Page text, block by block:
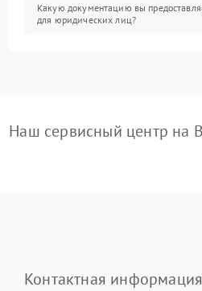
Какую документацию вы
для юридических лиц?
Наш сервисный центр на
Контактная информация